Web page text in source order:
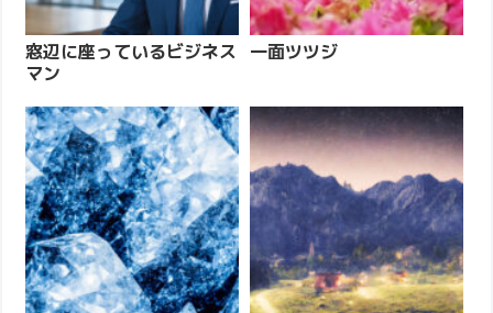
窓辺に座っているビジネス
マン
一面ツツジ